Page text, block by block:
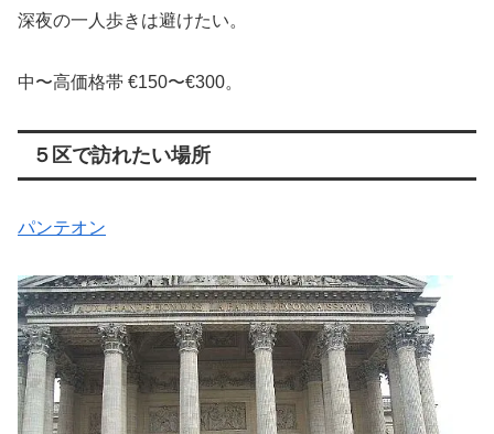
深夜の一人歩きは避けたい。
中〜高価格帯 €150〜€300。
５区で訪れたい場所
パンテオン